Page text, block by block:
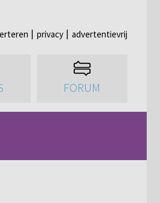
privacy advertentievrij
FORUM